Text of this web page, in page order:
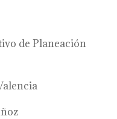
de Planeación